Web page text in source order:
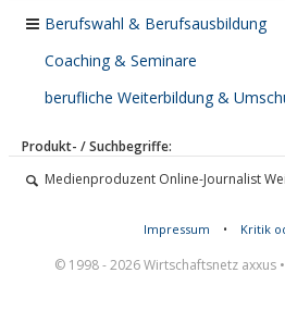
Berufswahl & Berufsausbildung
Coaching & Seminare
berufliche Weiterbildung &
Produkt- / Suchbegriffe:
Medienproduzent Online-Journalist
Impressum • Kritik
© 1998 - 2026 Wirtschaftsnetz axxus